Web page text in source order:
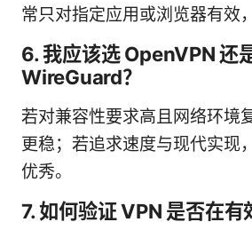
常只对指定应用或浏览器有效
6. 我应该选 OpenVPN 还
WireGuard？
若对兼容性要求高且网络环境
更稳；若追求速度与现代实现
优秀。
7. 如何验证 VPN 是否在有